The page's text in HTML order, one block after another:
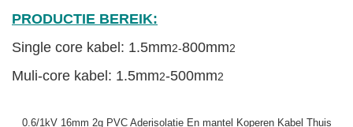
PRODUCTIE BEREIK:
Single core kabel: 1.5mm2-800mm2
Muli-core kabel: 1.5mm2-500mm2
0.6/1kV 16mm 2g PVC Aderisolatie En mantel Koperen Kabel Thuis